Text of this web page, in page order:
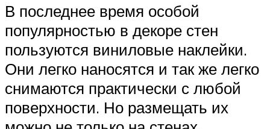
В последнее время особой
популярностью в декоре стен
пользуются виниловые наклейки.
Они легко наносятся и так же легко
снимаются практически с любой
поверхности. Но размещать их